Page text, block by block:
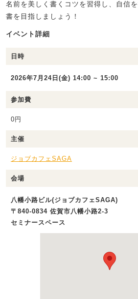
名前を美しく書くコツを習得し、自信
書を目指しましょう！
イベント詳細
日時
2026年7月24日(金) 14:00 ~ 15:00
参加費
0円
主催
ジョブカフェSAGA
会場
八幡小路ビル(ジョブカフェSAGA)
〒840-0834 佐賀市八幡小路2-3
セミナースペース